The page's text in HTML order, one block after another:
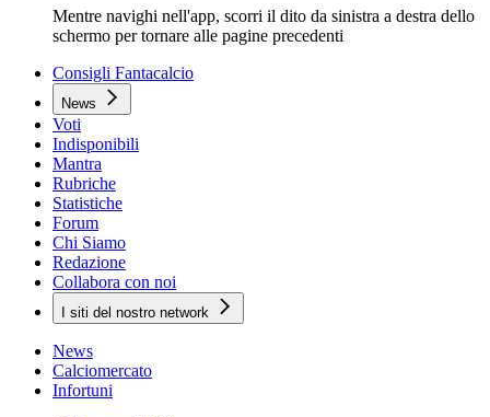
Mentre navighi nell'app, scorri il dito da sinistra a destra dello
schermo per tornare alle pagine precedenti
Consigli Fantacalcio
News
Voti
Indisponibili
Mantra
Rubriche
Statistiche
Forum
Chi Siamo
Redazione
Collabora con noi
I siti del nostro network
News
Calciomercato
Infortuni